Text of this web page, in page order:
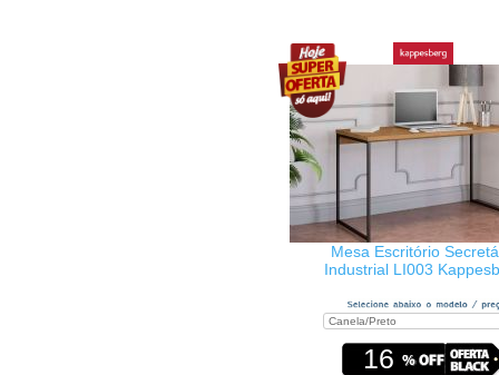
Mesa Escritório
Industrial LI003
16